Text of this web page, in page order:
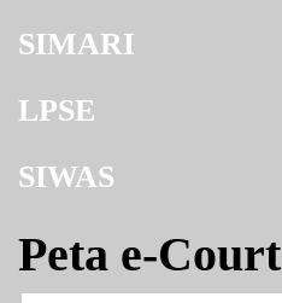
SIMARI
LPSE
SIWAS
Peta e-Court